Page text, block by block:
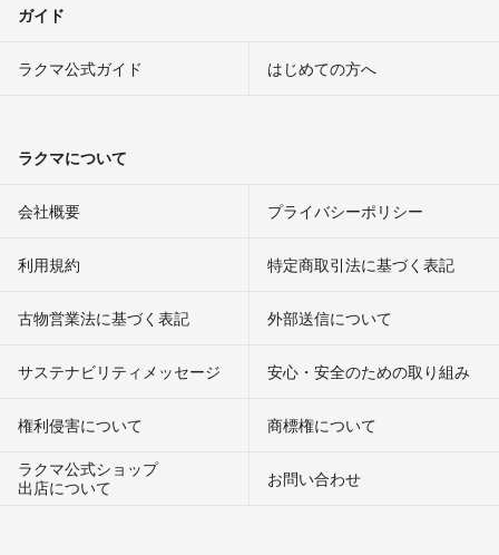
ガイド
ラクマ公式ガイド はじめての方へ
ラクマについて
会社概要 プライバシーポリシー
利用規約 特定商取引法に基づく表記
古物営業法に基づく表記 外部送信について
サステナビリティメッセージ 安心・安全のための取り組み
権利侵害について
商標権について
ラクマ公式ショップ
出店について
お問い合わせ